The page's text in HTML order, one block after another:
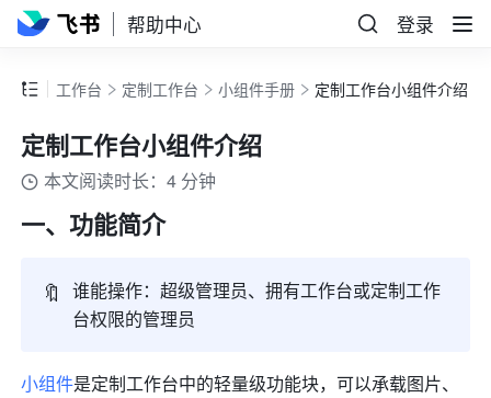
帮助中心 登录
工作台 定制工作台 小组件手册 定制工作台小组件介绍
定制工作台小组件介绍
本文阅读时长：4 分钟
一、功能简介
🔖 谁能操作：超级管理员、拥有工作台或定制工作
台权限的管理员
小组件是定制工作台中的轻量级功能块，可以承载图片、